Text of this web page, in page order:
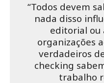
“Todos devem
nada disso
editorial ou
organizações
verdadeiros
checking
trabalho